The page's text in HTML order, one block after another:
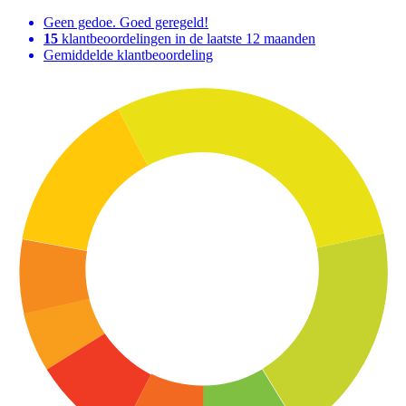
Geen gedoe. Goed geregeld!
15 klantbeoordelingen in de laatste 12 maanden
Gemiddelde klantbeoordeling